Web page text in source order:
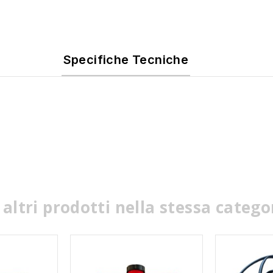
Specifiche Tecniche
altri prodotti nella stessa